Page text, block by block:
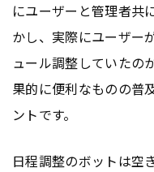
にユーザーと管理者共
かし、実際にユーザー
ュール調整していたの
果的に便利なものの普
ントです。
日程調整のボットは空